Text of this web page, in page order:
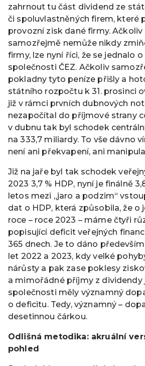
zahrnout tu část dividend ze
či spoluvlastněných firem, které
provozní zisk dané firmy. Ačkoliv
samozřejmě nemůže nikdy
firmy, lze nyní říci, že se jednalo
společnosti ČEZ. Ačkoliv
pokladny tyto peníze přišly a
státního rozpočtu k 31. prosinci
již v rámci prvních dubnových
nezapočítal do příjmové strany
v dubnu tak byl schodek
na 333,7 miliardy. To vše dávno
není ani překvapení, ani
Již na jaře byl tak schodek
2023 3,7 % HDP, nyní je finálně
letos mezi „jaro a podzim“
dat o HDP, která způsobila, že o
roce – roce 2023 – máme čtyři
popisující deficit veřejných
365 dnech. Je to dáno
let 2022 a 2023, kdy velké
nárůsty a pak zase poklesy
a mimořádné příjmy z
společnosti měly významný
o deficitu. Tedy, významný –
desetinnou čárkou.
Odlišná metodika: akruální
pohled